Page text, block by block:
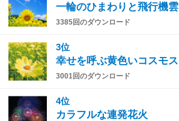
一輪のひまわりと飛行機雲
3385回のダウンロード
3位
幸せを呼ぶ黄色いコスモス
3001回のダウンロード
4位
カラフルな連発花火